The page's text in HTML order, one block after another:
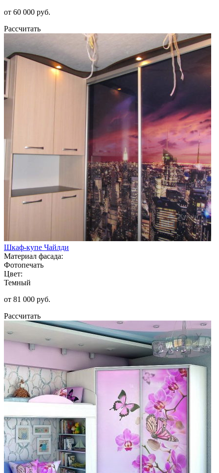
от 60 000 руб.
Рассчитать
Шкаф-купе Чайлди
Материал фасада:
Фотопечать
Цвет:
Темный
от 81 000 руб.
Рассчитать